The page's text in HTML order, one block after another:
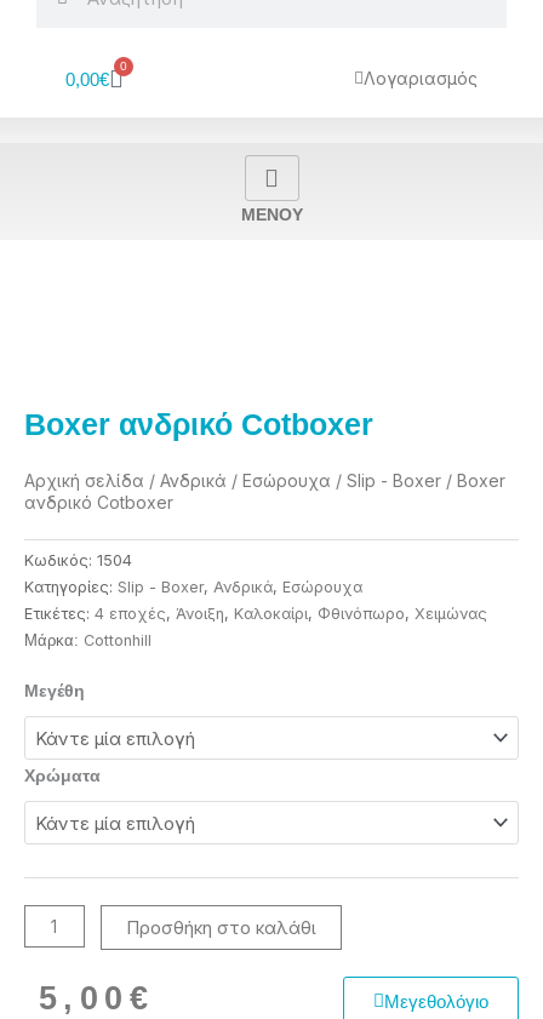
0,00€
0
Cart Λογαριασμός
MENOY
Boxer ανδρικό Cotboxer
Αρχική σελίδα / Ανδρικά / Εσώρουχα / Slip - Boxer / Boxer
ανδρικό Cotboxer
Κωδικός: 1504
Κατηγορίες: Slip - Boxer, Ανδρικά, Εσώρουχα
Ετικέτες: 4 εποχές, Άνοιξη, Καλοκαίρι, Φθινόπωρο, Χειμώνας
Μάρκα: Cottonhill
Μεγέθη
Χρώματα
Boxer
ανδρικό
Cotboxer
ποσότητα
Προσθήκη στο καλάθι
5,00 € Μεγεθολόγιο